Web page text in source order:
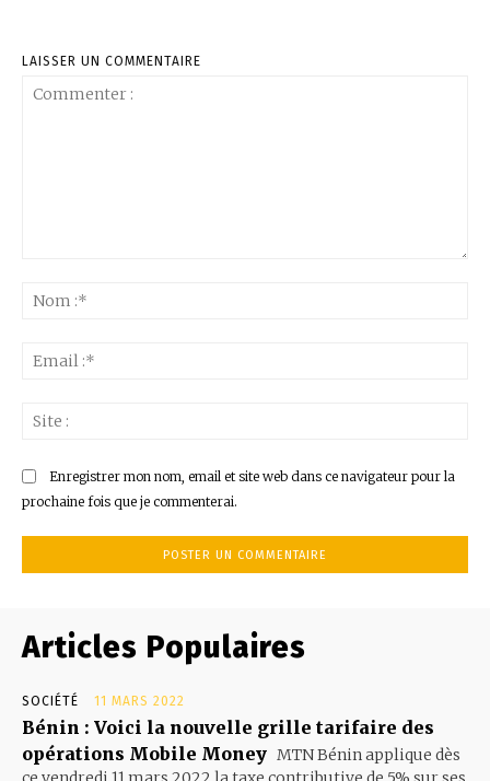
LAISSER UN COMMENTAIRE
Enregistrer mon nom, email et site web dans ce navigateur pour la
prochaine fois que je commenterai.
Articles Populaires
SOCIÉTÉ 11 MARS 2022
Bénin : Voici la nouvelle grille tarifaire des
opérations Mobile Money MTN Bénin applique dès